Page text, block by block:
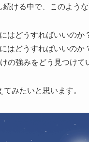
ける中で、このよう
はどうすればいいのか
はどうすればいいのか
の強みをどう見つけて
みたいと思います。